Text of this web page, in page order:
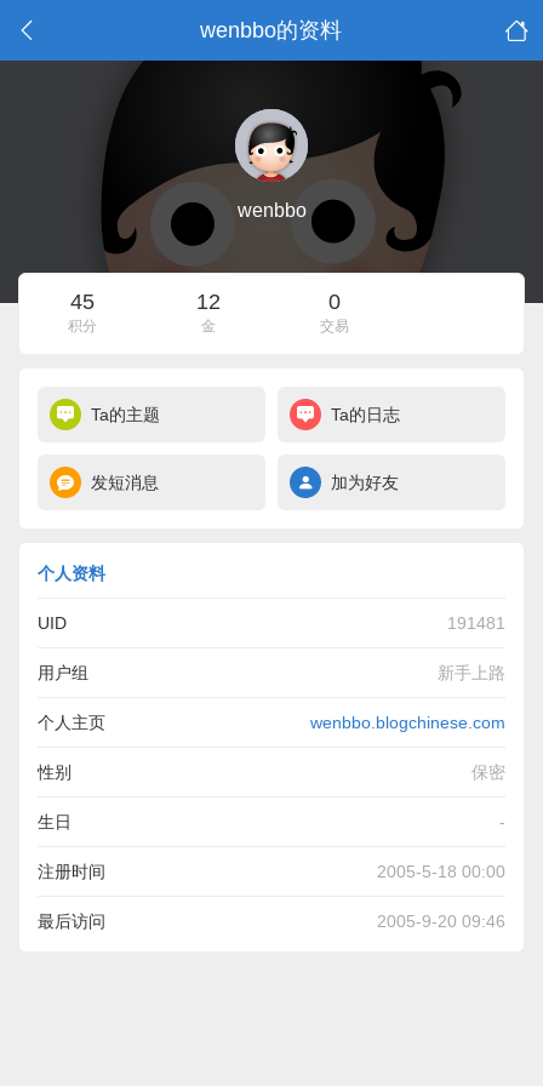
wenbbo的资料
wenbbo
45
积分
12
金
0
交易
Ta的主题 Ta的日志
发短消息 加为好友
个人资料
UID 191481
用户组 新手上路
个人主页 wenbbo.blogchinese.com
性别 保密
生日 -
注册时间 2005-5-18 00:00
最后访问 2005-9-20 09:46